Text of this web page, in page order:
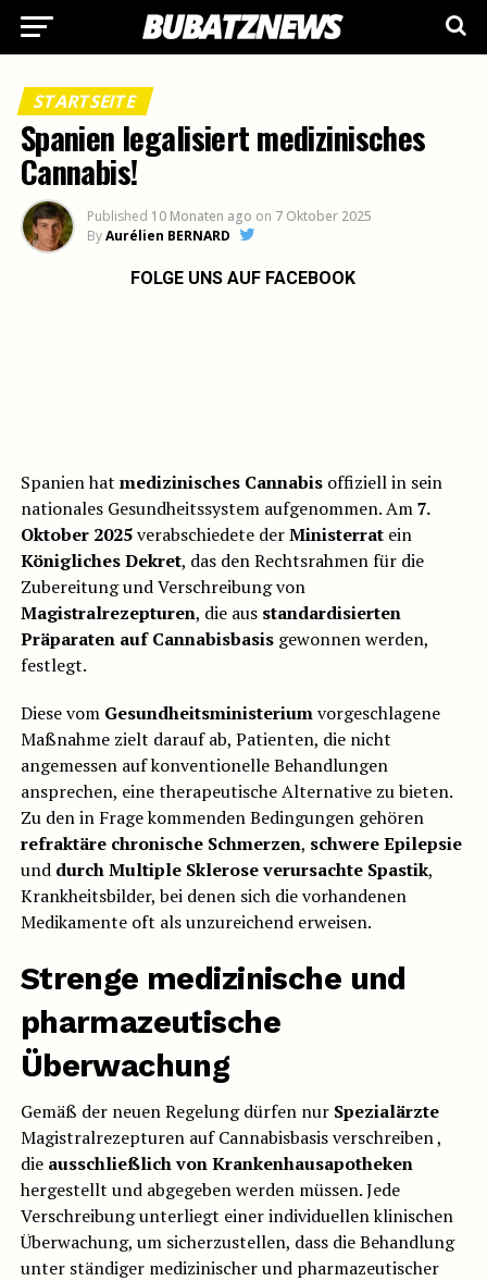
STARTSEITE
Spanien legalisiert medizinisches
Cannabis!
Published 10 Monaten ago on 7 Oktober 2025
ByAurélien BERNARD
FOLGE UNS AUF FACEBOOK
Spanien hat medizinisches Cannabisoffiziell in sein
nationales Gesundheitssystem aufgenommen. Am7.
Oktober 2025verabschiedete derMinisterratein
Königliches Dekret, das den Rechtsrahmen für die
Zubereitung und Verschreibung von
Magistralrezepturen, die aus standardisierten
Präparaten auf Cannabisbasisgewonnen werden,
festlegt.
Diese vom Gesundheitsministeriumvorgeschlagene
Maßnahme zielt darauf ab, Patienten, die nicht
angemessen auf konventionelle Behandlungen
ansprechen, eine therapeutische Alternative zu bieten.
Zu den in Frage kommenden Bedingungen gehören
refraktäre chronische Schmerzen, schwere Epilepsie
und durch Multiple Sklerose verursachte Spastik,
Krankheitsbilder, bei denen sich die vorhandenen
Medikamente oft als unzureichend erweisen.
Strenge medizinische und
pharmazeutische
Überwachung
Gemäß der neuen Regelung dürfen nur Spezialärzte
Magistralrezepturen auf Cannabisbasis verschreiben ,
die ausschließlich von Krankenhausapotheken
hergestellt und abgegeben werden müssen. Jede
Verschreibung unterliegt einer individuellen klinischen
Überwachung, um sicherzustellen, dass die Behandlung
unter ständiger medizinischer und pharmazeutischer